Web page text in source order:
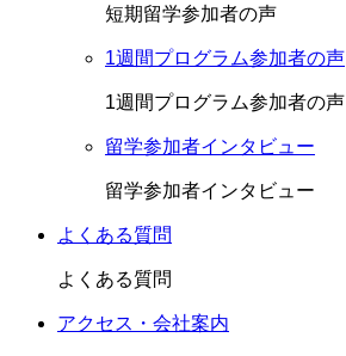
短期留学参加者の声
1週間プログラム参加者の声
1週間プログラム参加者の声
留学参加者インタビュー
留学参加者インタビュー
よくある質問
よくある質問
アクセス・会社案内